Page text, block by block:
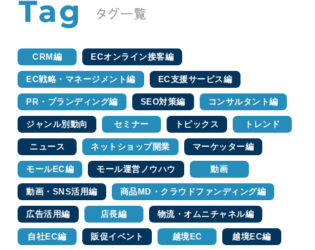
CRM編 ECオンライン接客編
EC戦略・マネージメント編 EC支援サービス編
PR・ブランディング編 SEO対策編 コンサルタント編
ジャンル別動向 セミナー トピックス トレンド
ニュース ネットショップ開業 マーケッター編
モールEC編 モール運営ノウハウ 動画
動画・SNS活用編 商品MD・クラウドファンディング編
広告活用編 店長編 物流・オムニチャネル編
自社EC編 販促イベント 越境EC 越境EC編